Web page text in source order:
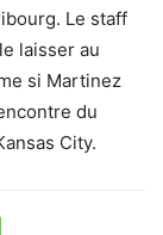
Le staff
laisser au
si Martinez
du
City.